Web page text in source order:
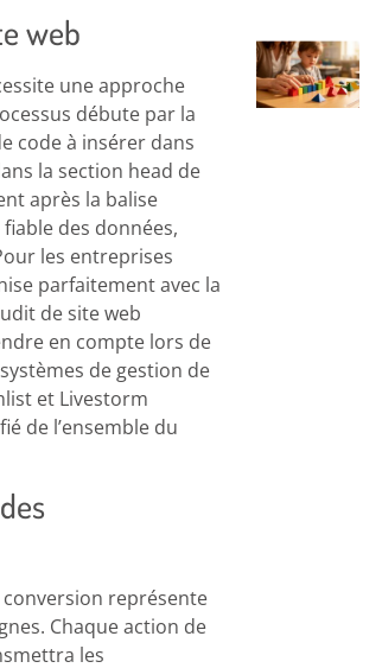
web
une approche
débute par la
code à insérer dans
la section head de
après la balise
des données,
les entreprises
parfaitement avec la
de site web
en compte lors de
de gestion de
et Livestorm
de l’ensemble du
représente
Chaque action de
les